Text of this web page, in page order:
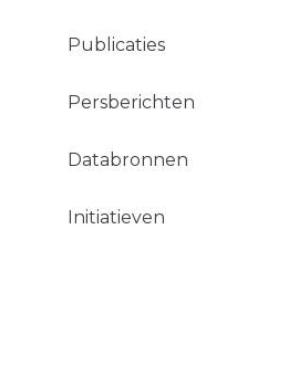
Publicaties
Persberichten
Databronnen
Initiatieven